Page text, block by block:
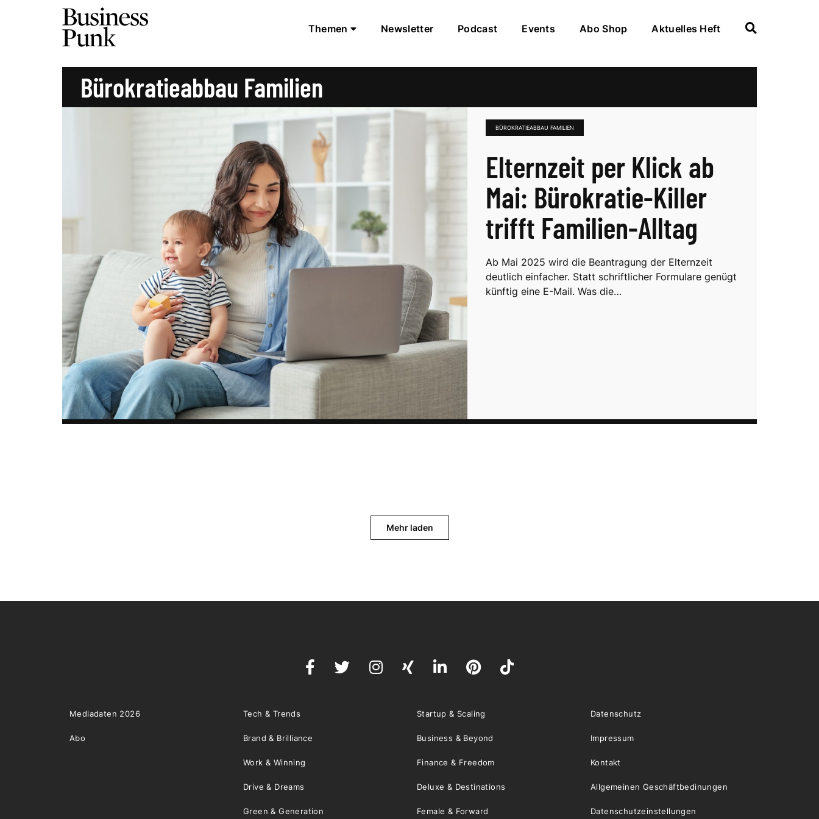
Themen Newsletter Podcast Events Abo Shop Aktuelles Heft
Bürokratieabbau Familien
BÜROKRATIEABBAU FAMILIEN
Elternzeit per Klick ab
Mai: Bürokratie-Killer
trifft Familien-Alltag
Ab Mai 2025 wird die Beantragung der Elternzeit
deutlich einfacher. Statt schriftlicher Formulare genügt
künftig eine E-Mail. Was die…
Mehr laden
Mediadaten 2026
Abo
Tech & Trends Startup & Scaling
Brand & Brilliance Business & Beyond
Work & Winning Finance & Freedom
Drive & Dreams Deluxe & Destinations
Green & Generation Female & Forward
Datenschutz
Impressum
Kontakt
Allgemeinen Geschäftbedinungen
Datenschutzeinstellungen